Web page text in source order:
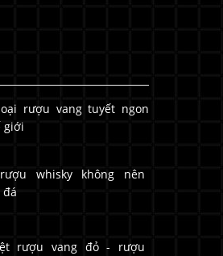
rượu vang tuyết ngon
giới
whisky không nên
đá
rượu vang đỏ - rượu